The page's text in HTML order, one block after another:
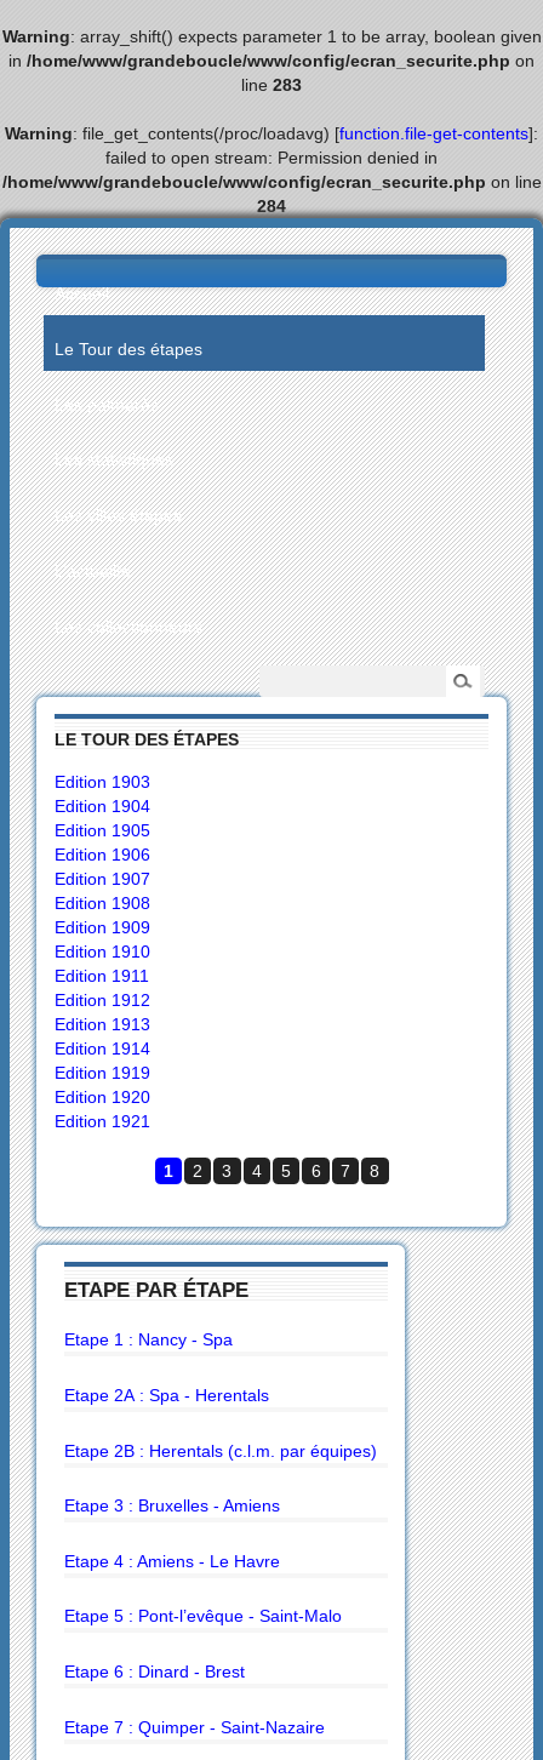
Warning: array_shift() expects parameter 1 to be array, boolean given
in /home/www/grandeboucle/www/config/ecran_securite.php on
line 283
Warning: file_get_contents(/proc/loadavg) [function.file-get-contents]:
failed to open stream: Permission denied in
/home/www/grandeboucle/www/config/ecran_securite.php on line
284
Accueil
Le Tour des étapes
Les palmarès
Les statistiques
Les villes étapes
L’actualité
Les collectionneurs
LE TOUR DES ÉTAPES
Edition 1903
Edition 1904
Edition 1905
Edition 1906
Edition 1907
Edition 1908
Edition 1909
Edition 1910
Edition 1911
Edition 1912
Edition 1913
Edition 1914
Edition 1919
Edition 1920
Edition 1921
1 2 3 4 5 6 7 8
ETAPE PAR ÉTAPE
Etape 1 : Nancy - Spa
Etape 2A : Spa - Herentals
Etape 2B : Herentals (c.l.m. par équipes)
Etape 3 : Bruxelles - Amiens
Etape 4 : Amiens - Le Havre
Etape 5 : Pont-l’evêque - Saint-Malo
Etape 6 : Dinard - Brest
Etape 7 : Quimper - Saint-Nazaire